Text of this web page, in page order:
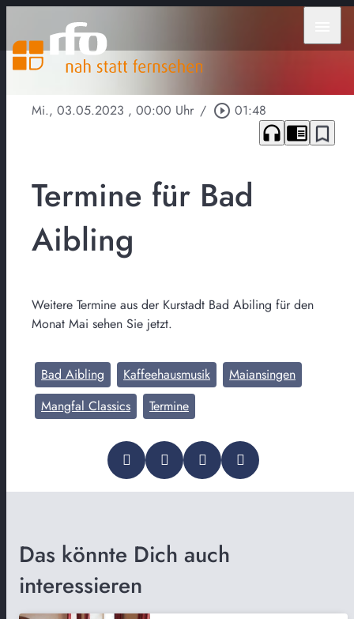
Mi., 03.05.2023 , 00:00 Uhr / play_circle_outline 01:48
headphones chrome_reader_mode bookmark_border
Termine für Bad
Aibling
Weitere Termine aus der Kurstadt Bad Abiling für den
Monat Mai sehen Sie jetzt.
Bad Aibling Kaffeehausmusik
Maiansingen
Mangfal Classics
Termine
Das könnte Dich auch
interessieren